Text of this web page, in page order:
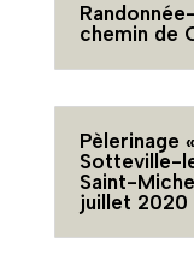
chemin de
Pèlerinage
Sotteville-
Saint-
juillet 2020